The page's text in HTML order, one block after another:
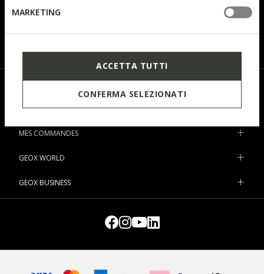
MARKETING
ACCETTA TUTTI
CONFERMA SELEZIONATI
Je m’intéresse aux produits*
ACHETEZ
ASSISTANCE
MES COMMANDES
GEOX WORLD
GEOX BUSINESS